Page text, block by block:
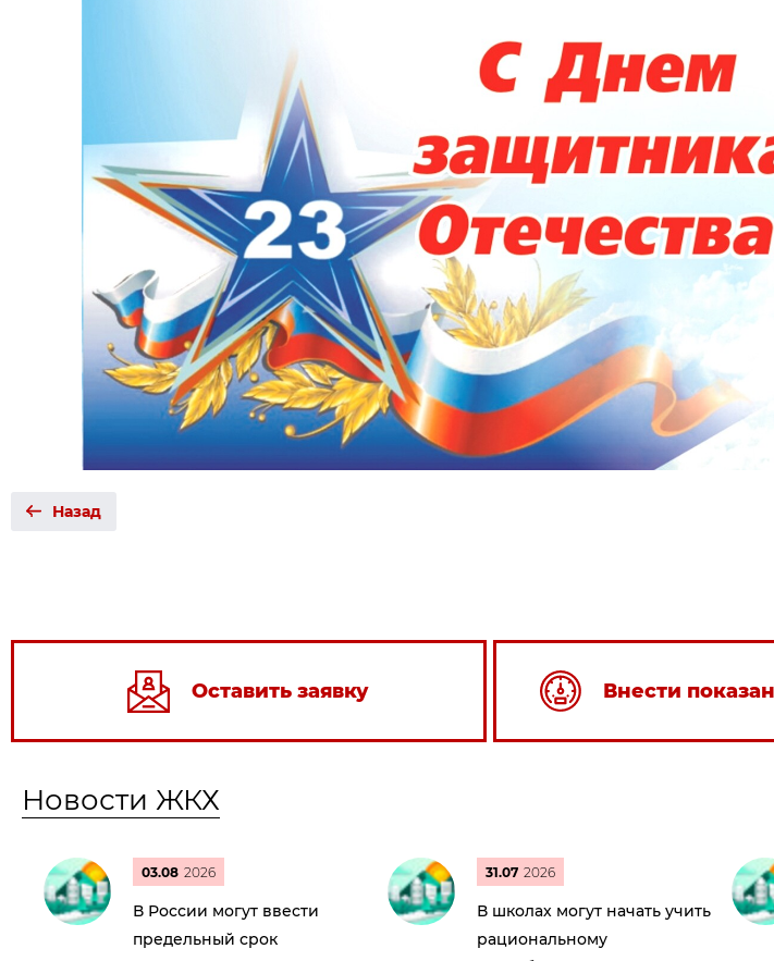
Назад
Оставить заявку Внести
Новости ЖКХ
03.08 2026
В России могут ввести
предельный срок
31.07 2026
В школах могут начать учить
рациональному